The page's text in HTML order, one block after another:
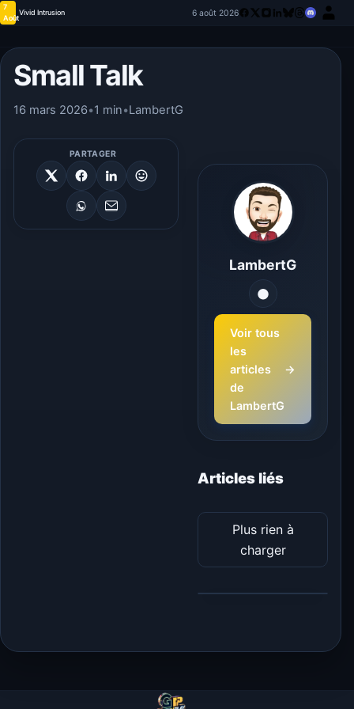
7
Août
Vivid Intrusion 6 août 2026
Small Talk
16 mars 2026•1 min•LambertG
PARTAGER
LambertG
Voir tous
les
articles
de
LambertG
→
Articles liés
Plus rien à
charger